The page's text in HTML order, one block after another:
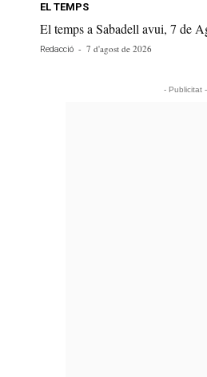
EL TEMPS
El temps a Sabadell avui, 7 de
Redacció - 7 d'agost de 2026
- Publicitat -